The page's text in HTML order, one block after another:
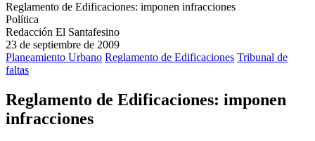
Reglamento de Edificaciones: imponen infracciones
Política
Redacción El Santafesino
23 de septiembre de 2009
Planeamiento Urbano Reglamento de Edificaciones Tribunal de
faltas
Reglamento de Edificaciones: imponen
infracciones